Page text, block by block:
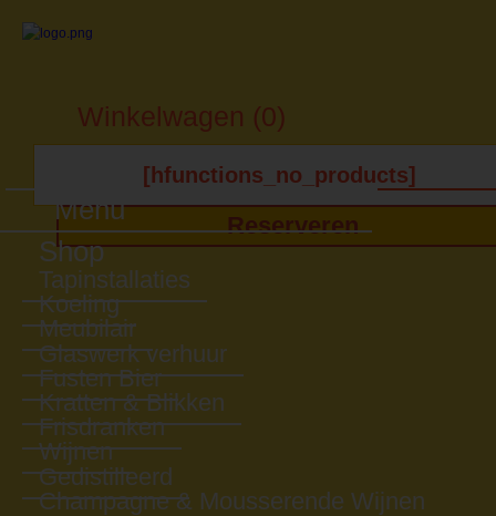
Winkelwagen (0)
[hfunctions_no_products]
Reserveren
Menu
Shop
Tapinstallaties
Koeling
Meubilair
Glaswerk verhuur
Fusten Bier
Kratten & Blikken
Frisdranken
Wijnen
Gedistilleerd
Champagne & Mousserende Wijnen